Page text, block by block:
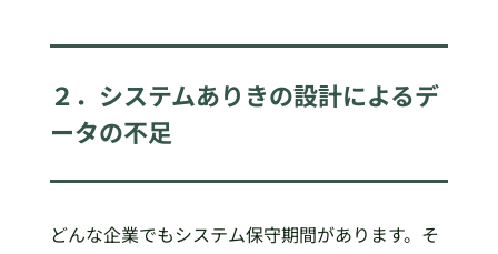
２．システムありきの設計によるデ
ータの不足
どんな企業でもシステム保守期間があります。そ